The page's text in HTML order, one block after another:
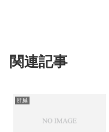
関連記事
肝臓